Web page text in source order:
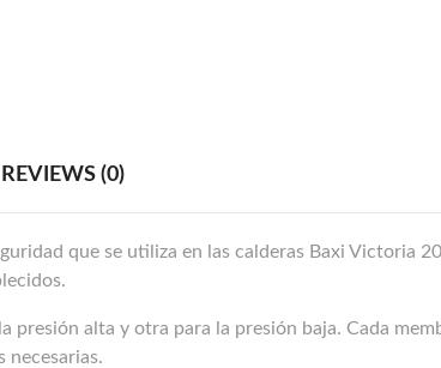
REVIEWS (0)
que se utiliza en las calderas Baxi Victoria
presión alta y otra para la presión baja. Cada
necesarias.